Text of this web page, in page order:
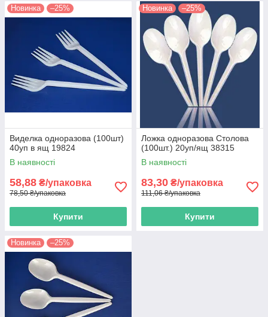
Новинка –25%
Виделка одноразова (100шт)
40уп в ящ 19824
В наявності
58,88 ₴/упаковка
78,50 ₴/упаковка
Купити
Новинка –25%
Ложка одноразова Столова
(100шт.) 20уп/ящ 38315
В наявності
83,30 ₴/упаковка
111,06 ₴/упаковка
Купити
Новинка –25%